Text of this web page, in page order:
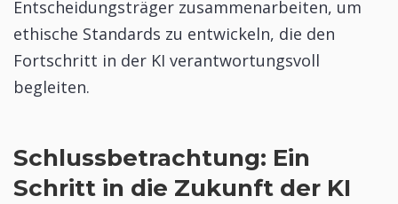
Entscheidungsträger zusammenarbeiten, um
ethische Standards zu entwickeln, die den
Fortschritt in der KI verantwortungsvoll
begleiten.
Schlussbetrachtung: Ein
Schritt in die Zukunft der KI